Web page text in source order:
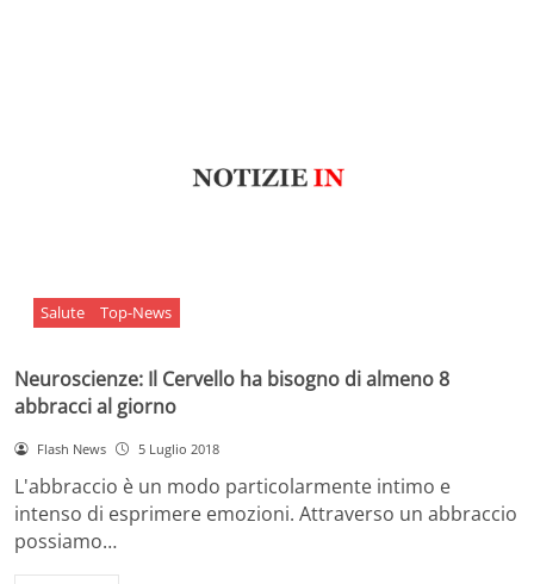
Salute Top-News
Neuroscienze: Il Cervello ha bisogno di almeno 8
abbracci al giorno
Flash News 5 Luglio 2018
L'abbraccio è un modo particolarmente intimo e
intenso di esprimere emozioni. Attraverso un abbraccio
possiamo…